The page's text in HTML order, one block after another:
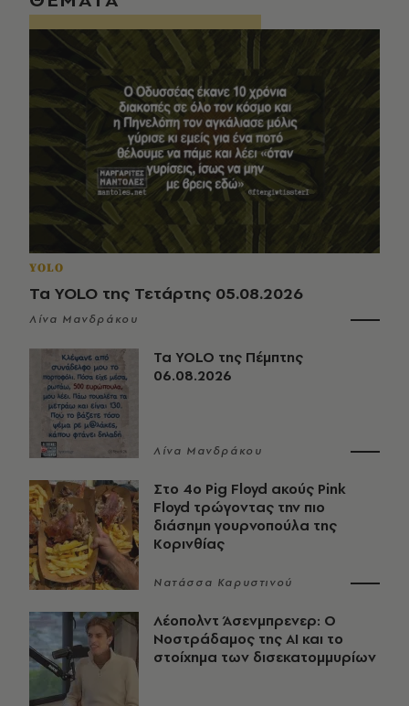
YOLO
Τα YOLO της Τετάρτης 05.08.2026
Λίνα Μανδράκου
Τα YOLO της Πέμπτης
06.08.2026
Λίνα Μανδράκου
Στο 4ο Pig Floyd ακούς Pink
Floyd τρώγοντας την πιο
διάσημη γουρνοπούλα της
Κορινθίας
Νατάσσα Καρυστινού
Λέοπολντ Άσενμπρενερ: Ο
Νοστράδαμος της AI και το
στοίχημα των δισεκατομμυρίων